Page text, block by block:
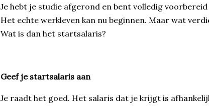
Je hebt je studie afgerond en bent volledig
Het echte werkleven kan nu beginnen. Maar wat
Wat is dan het startsalaris?
Geef je startsalaris aan
Je raadt het goed. Het salaris dat je krijgt is